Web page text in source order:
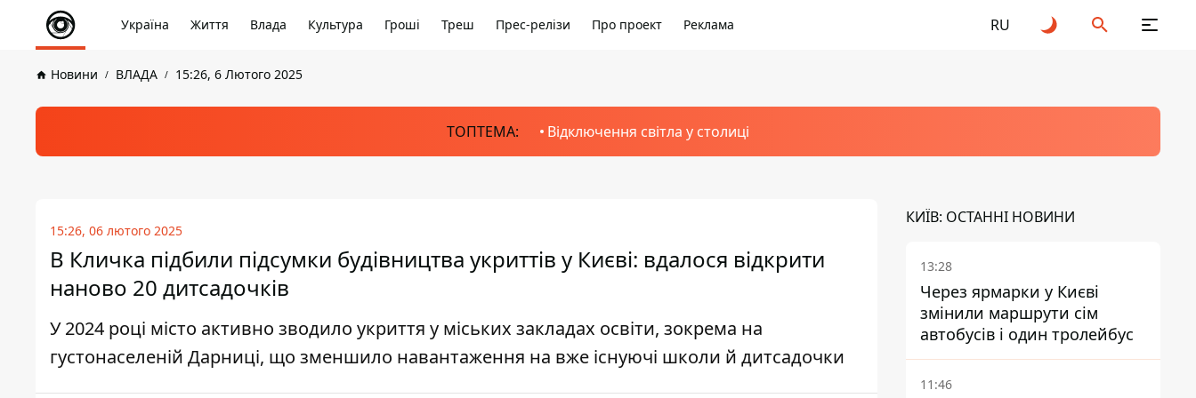
Україна Життя Влада Культура Гроші Треш Прес-релізи Про проект Реклама RU
Новини ВЛАДА 15:26, 6 Лютого 2025
ТОПТЕМА: Відключення світла у столиці
15:26, 06 лютого 2025
В Кличка підбили підсумки будівництва укриттів у Києві: вдалося відкрити
наново 20 дитсадочків
У 2024 році місто активно зводило укриття у міських закладах освіти, зокрема на
густонаселеній Дарниці, що зменшило навантаження на вже існуючі школи й дитсадочки
КИЇВ: ОСТАННІ НОВИНИ
13:28
Через ярмарки у Києві
змінили маршрути сім
автобусів і один тролейбус
11:46